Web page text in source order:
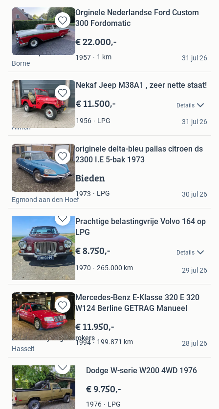
Bewaren
in
Mijn
Favorieten
Orginele Nederlandse Ford Custom
300 Fordomatic
€ 22.000,-
1957 1 km
Vlaskamp
Borne
31 jul 26
Bewaren
in
Mijn
Favorieten
Nekaf Jeep M38A1 , zeer nette staat!
€ 11.500,- Details
1956 LPG
Max de Groot
Almen
31 jul 26
Bewaren
in
Mijn
Favorieten
originele delta-bleu pallas citroen ds
2300 I.E 5-bak 1973
Bieden
1973 LPG
Carlo
Egmond aan den Hoef
30 jul 26
Bewaren
in
Mijn
Favorieten
Prachtige belastingvrije Volvo 164 op
LPG
€ 8.750,- Details
1970 265.000 km
Maaike Wever
Gaast
29 jul 26
Bewaren
in
Mijn
Favorieten
Mercedes-Benz E-Klasse 320 E 320
W124 Berline GETRAG Manueel
€ 11.950,-
1994 199.871 km
LEGENDS by Legal Brokers
Hasselt
28 jul 26
Bewaren
in
Mijn
Favorieten
Dodge W-serie W200 4WD 1976
€ 9.750,-
1976
LPG